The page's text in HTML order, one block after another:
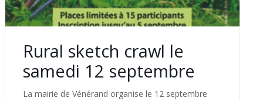
Rural sketch crawl le
samedi 12 septembre
La mairie de Vénérand organise le 12 septembre